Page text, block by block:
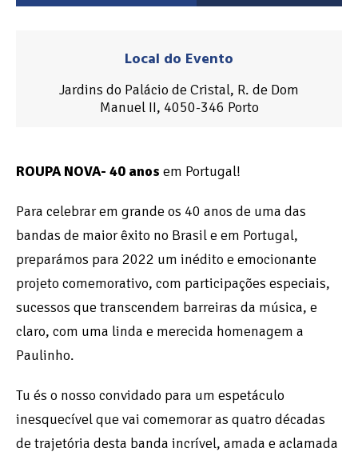
Local do Evento
Jardins do Palácio de Cristal, R. de Dom
Manuel II, 4050-346 Porto
ROUPA NOVA- 40 anos em Portugal!
Para celebrar em grande os 40 anos de uma das
bandas de maior êxito no Brasil e em Portugal,
preparámos para 2022 um inédito e emocionante
projeto comemorativo, com participações especiais,
sucessos que transcendem barreiras da música, e
claro, com uma linda e merecida homenagem a
Paulinho.
Tu és o nosso convidado para um espetáculo
inesquecível que vai comemorar as quatro décadas
de trajetória desta banda incrível, amada e aclamada